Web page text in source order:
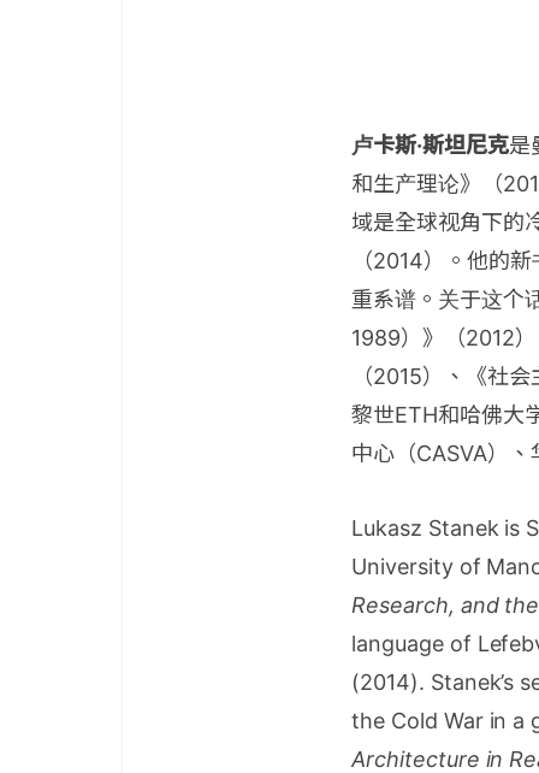
卢卡斯·斯坦尼克是
和生产理论》（
域是全球视角下的
（2014）。他的
重系谱。关于这个
1989）》（2012
（2015）、《社
黎世ETH和哈佛大
中心（CASVA）
Lukasz Stanek is
University of
Research, and
language of
(2014). Stanek’s
the Cold War in a
Architecture in